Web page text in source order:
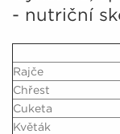
- nutriční
Rajče
Chřest
Cuketa
Květák